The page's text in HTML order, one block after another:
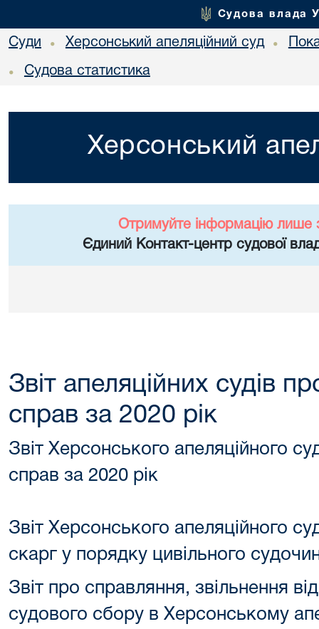
Судова влада
Суди • Херсонський апеляційний суд •
• Судова статистика
Херсонський
Отримуйте інформацію лише
Єдиний Контакт-центр судової
Звіт апеляційних судів
справ за 2020 рік
Звіт Херсонського апеляційного
справ за 2020 рік
Звіт Херсонського апеляційного
скарг у порядку цивільного
Звіт про справляння, звільнення
судового сбору в Херсонському